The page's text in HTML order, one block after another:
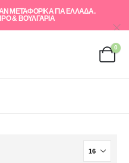
ΜΕΤΑΦΟΡΙΚΑ ΓΙΑ ΕΛΛAΔΑ.
& ΒΟΥΛΓΑΡΙΑ
0